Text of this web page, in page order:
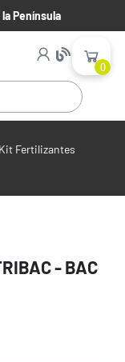
Península
0
Kit Fertilizantes
- BAC